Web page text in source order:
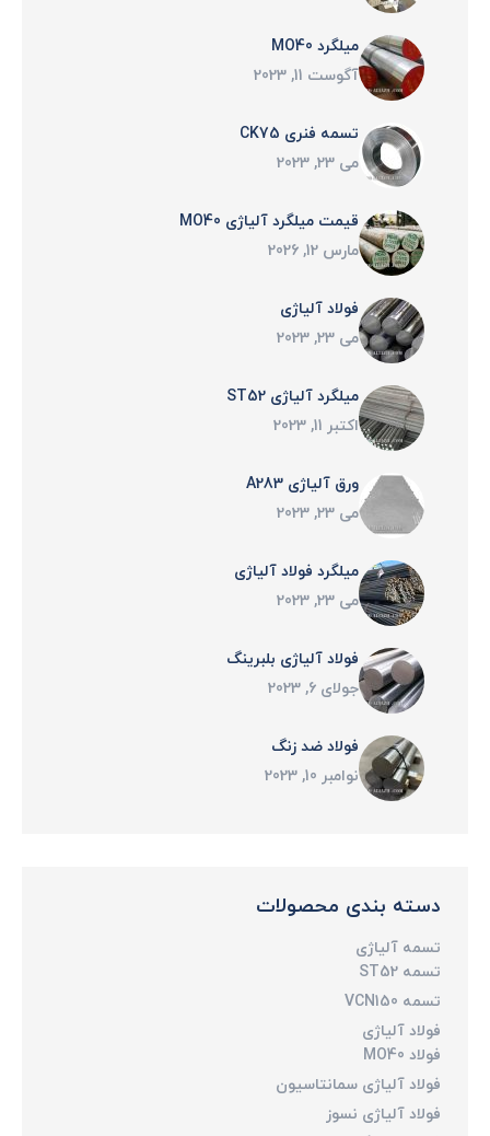
میلگرد MO40
آگوست 11, 2023
تسمه فنری CK75
می 23, 2023
قیمت میلگرد آلیاژی MO40
مارس 12, 2026
فولاد آلیاژی
می 23, 2023
میلگرد آلیاژی ST52
اکتبر 11, 2023
ورق آلیاژی A283
می 23, 2023
میلگرد فولاد آلیاژی
می 23, 2023
فولاد آلیاژی بلبرینگ
جولای 6, 2023
فولاد ضد زنگ
نوامبر 10, 2023
دسته بندی محصولات
تسمه آلیاژی
تسمه ST52
تسمه VCN150
فولاد آلیاژی
فولاد MO40
فولاد آلیاژی سمانتاسیون
فولاد آلیاژی نسوز